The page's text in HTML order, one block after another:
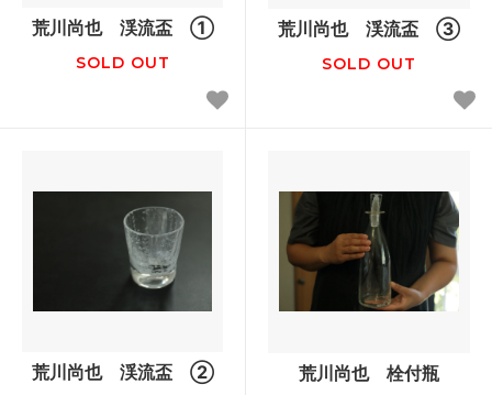
荒川尚也 渓流盃 ①
SOLD OUT
荒川尚也 渓流盃 ③
SOLD OUT
荒川尚也 渓流盃 ② 荒川尚也 栓付瓶